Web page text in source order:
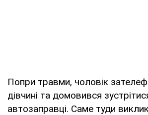
Попри травми, чоловік
дівчині та домовився
автозаправці. Саме туди